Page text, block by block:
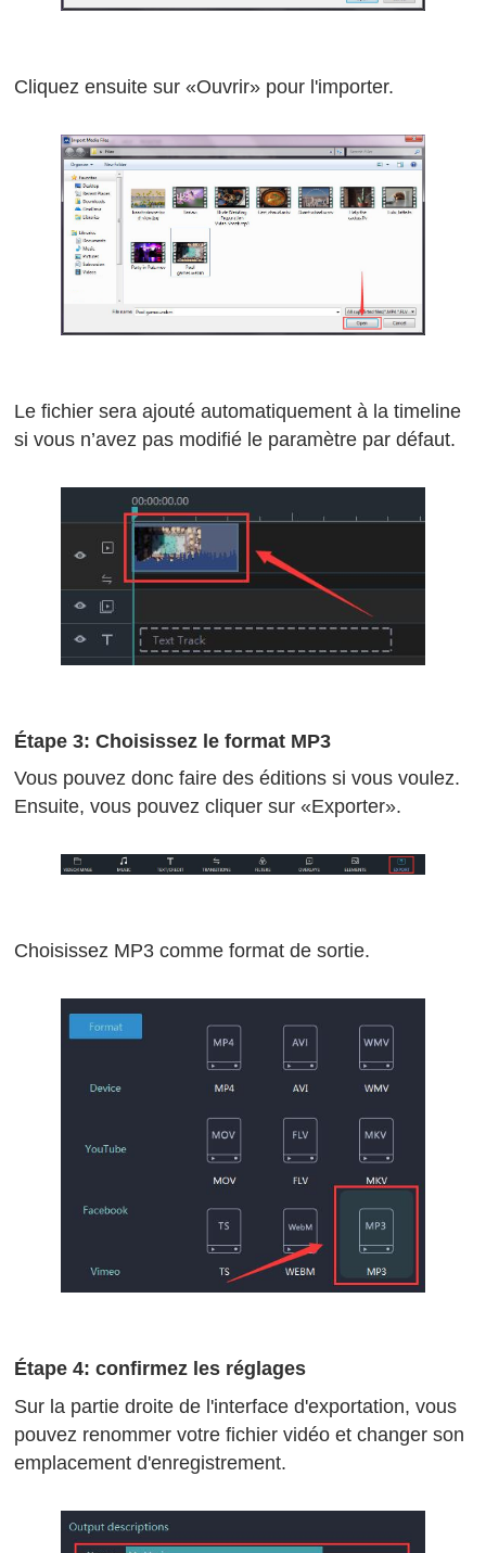
Cliquez ensuite sur «Ouvrir» pour l'importer.
Le fichier sera ajouté automatiquement à la timeline
si vous n’avez pas modifié le paramètre par défaut.
Étape 3: Choisissez le format MP3
Vous pouvez donc faire des éditions si vous voulez.
Ensuite, vous pouvez cliquer sur «Exporter».
Choisissez MP3 comme format de sortie.
Étape 4: confirmez les réglages
Sur la partie droite de l'interface d'exportation, vous
pouvez renommer votre fichier vidéo et changer son
emplacement d'enregistrement.